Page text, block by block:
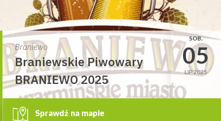
Braniewo
Braniewskie Piwowary
BRANIEWO 2025
SOB.
05
LIP 2025
Sprawdź na mapie